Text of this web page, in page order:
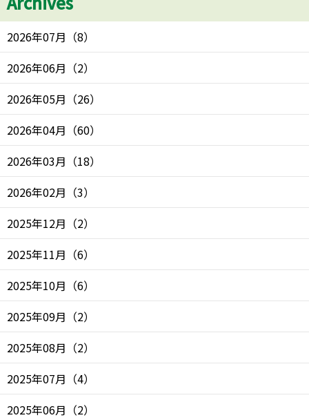
2026年07月 （8）
2026年06月 （2）
2026年05月 （26）
2026年04月 （60）
2026年03月 （18）
2026年02月 （3）
2025年12月 （2）
2025年11月 （6）
2025年10月 （6）
2025年09月 （2）
2025年08月 （2）
2025年07月 （4）
2025年06月 （2）